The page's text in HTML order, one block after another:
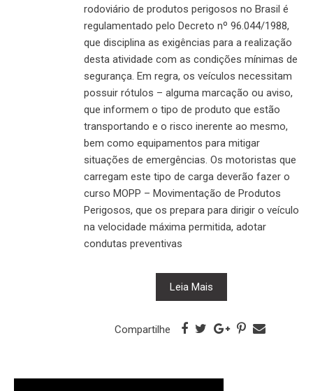
rodoviário de produtos perigosos no Brasil é
regulamentado pelo Decreto nº 96.044/1988,
que disciplina as exigências para a realização
desta atividade com as condições mínimas de
segurança. Em regra, os veículos necessitam
possuir rótulos – alguma marcação ou aviso,
que informem o tipo de produto que estão
transportando e o risco inerente ao mesmo,
bem como equipamentos para mitigar
situações de emergências. Os motoristas que
carregam este tipo de carga deverão fazer o
curso MOPP – Movimentação de Produtos
Perigosos, que os prepara para dirigir o veículo
na velocidade máxima permitida, adotar
condutas preventivas
Leia Mais
Compartilhe